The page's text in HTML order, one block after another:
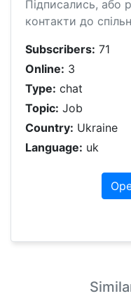
Підписались, або
контакти до
Subscribers: 71
Online: 3
Type: chat
Topic: Job
Country: Ukraine
Language: uk